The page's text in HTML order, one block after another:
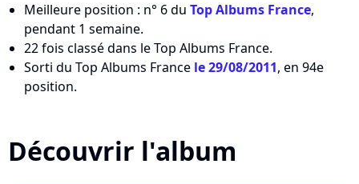
Meilleure position : n° 6 du Top Albums France,
pendant 1 semaine.
22 fois classé dans le Top Albums France.
Sorti du Top Albums France le 29/08/2011, en 94e
position.
Découvrir l'album